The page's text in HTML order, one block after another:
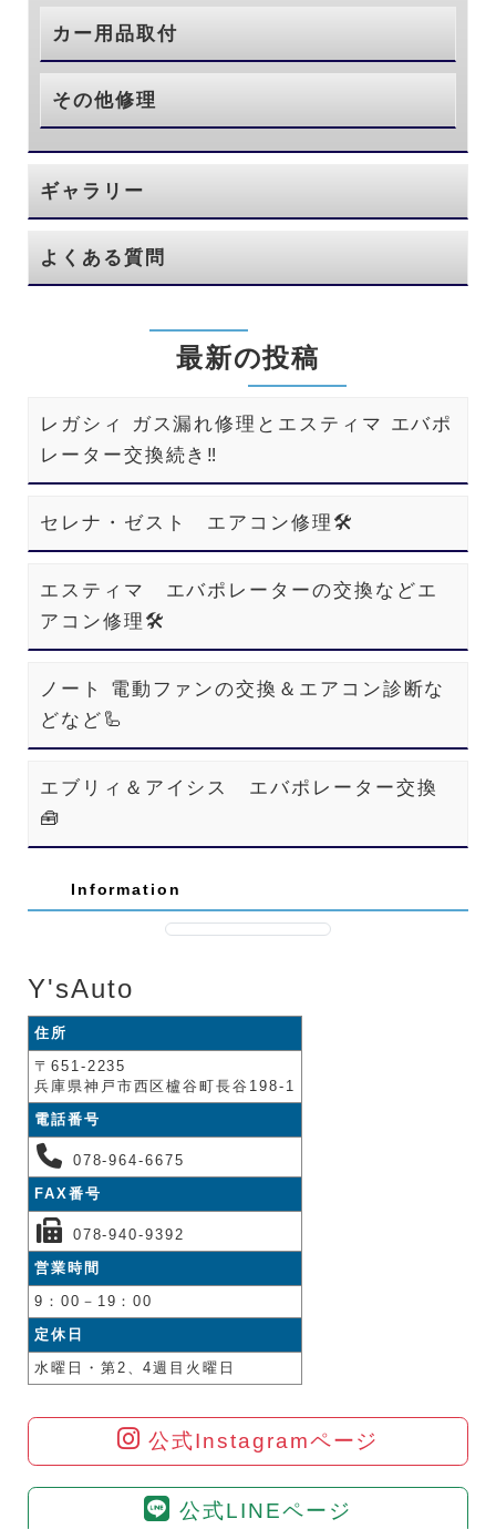
カー用品取付
その他修理
ギャラリー
よくある質問
最新の投稿
レガシィ ガス漏れ修理とエスティマ エバポ
レーター交換続き‼️
セレナ・ゼスト エアコン修理🛠️
エスティマ エバポレーターの交換などエ
アコン修理🛠️
ノート 電動ファンの交換＆エアコン診断な
どなど🦾
エブリィ＆アイシス エバポレーター交換
🧰
Information
Y'sAuto
住所
〒651-2235
兵庫県神戸市西区櫨谷町長谷198-1
電話番号
078-964-6675
FAX番号
078-940-9392
営業時間
9：00－19：00
定休日
水曜日・第2、4週目火曜日
公式Instagramページ
公式LINEページ